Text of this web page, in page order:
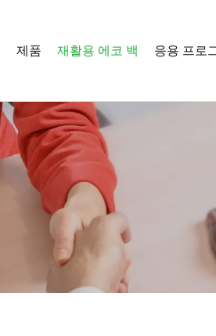
제품 재활용 에코 백 응용 프로